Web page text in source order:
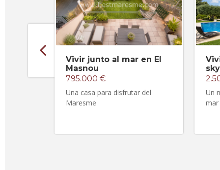
Vivir junto al mar en El
Masnou
795.000 €
Una casa para disfrutar del
Maresme
Un
mar